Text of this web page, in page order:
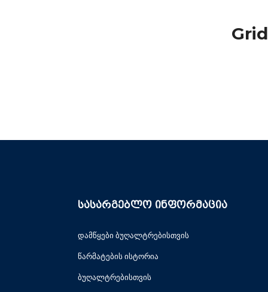
სასარგებლო ინფორმაცია
დამწყები ბუღალტრებისთვის
წარმატების ისტორია
ბუღალტრებისთვის